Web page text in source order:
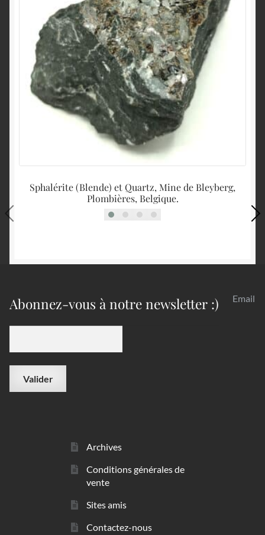
Sphalérite (Blende) et Quartz, Mine de Bleyberg,
Plombières, Belgique.
Abonnez-vous à notre newsletter :) Email
Archives
Conditions générales de
vente
Sites amis
Contactez-nous